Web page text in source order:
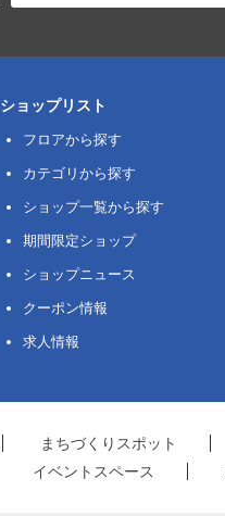
ショップリスト
フロアから探す
カテゴリから探す
ショップ一覧から探す
期間限定ショップ
ショップニュース
クーポン情報
求人情報
まちづくりスポット
イベントスペース